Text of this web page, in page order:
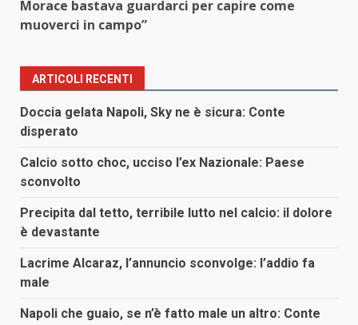
Morace bastava guardarci per capire come
muoverci in campo”
ARTICOLI RECENTI
Doccia gelata Napoli, Sky ne è sicura: Conte
disperato
Calcio sotto choc, ucciso l’ex Nazionale: Paese
sconvolto
Precipita dal tetto, terribile lutto nel calcio: il dolore
è devastante
Lacrime Alcaraz, l’annuncio sconvolge: l’addio fa
male
Napoli che guaio, se n’è fatto male un altro: Conte